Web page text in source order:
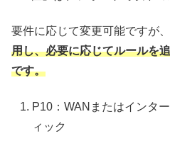
要件に応じて変更可能ですが、
用し、必要に応じてルールを
です。
P10：WANまたはインタ
ィック